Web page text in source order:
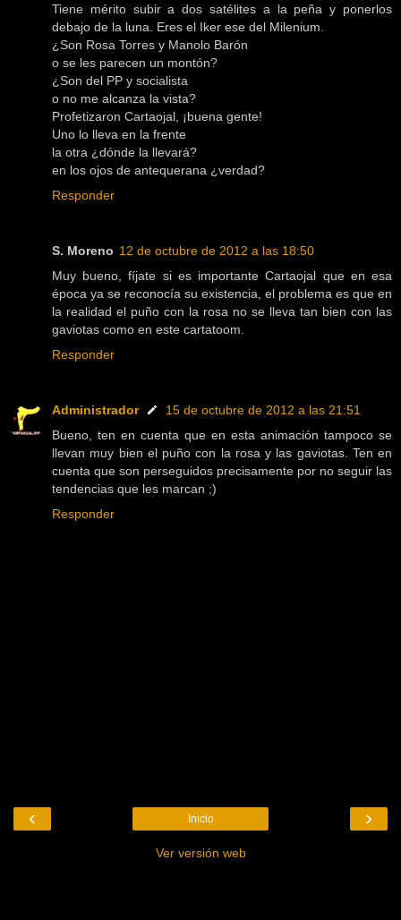
Tiene mérito subir a dos satélites a la peña y ponerlos
debajo de la luna. Eres el Iker ese del Milenium.
¿Son Rosa Torres y Manolo Barón
o se les parecen un montón?
¿Son del PP y socialista
o no me alcanza la vista?
Profetizaron Cartaojal, ¡buena gente!
Uno lo lleva en la frente
la otra ¿dónde la llevará?
en los ojos de antequerana ¿verdad?
Responder
S. Moreno 12 de octubre de 2012 a las 18:50
Muy bueno, fíjate si es importante Cartaojal que en esa
época ya se reconocía su existencia, el problema es que en
la realidad el puño con la rosa no se lleva tan bien con las
gaviotas como en este cartatoom.
Responder
Administrador
15 de octubre de 2012 a las 21:51
Bueno, ten en cuenta que en esta animación tampoco se
llevan muy bien el puño con la rosa y las gaviotas. Ten en
cuenta que son perseguidos precisamente por no seguir las
tendencias que les marcan ;)
Responder
‹ ›
Inicio
Ver versión web